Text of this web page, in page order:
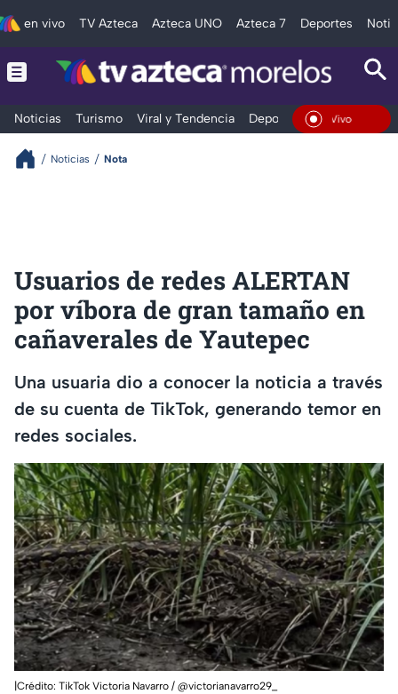
en vivo TV Azteca Azteca UNO Azteca 7 Deportes
Noticias Turismo Viral y Tendencia Deportes Espectáculos
En Vivo
Noticias Nota
Usuarios de redes ALERTAN
por víbora de gran tamaño en
cañaverales de Yautepec
Una usuaria dio a conocer la noticia a través
de su cuenta de TikTok, generando temor en
redes sociales.
|Crédito: TikTok Victoria Navarro / @victorianavarro29_